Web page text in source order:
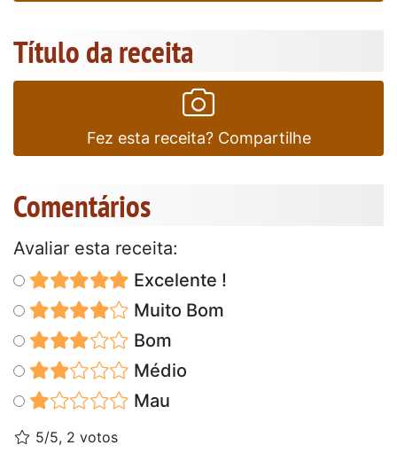
Título da receita
Fez esta receita? Compartilhe
Comentários
Avaliar esta receita:
Excelente !
Muito Bom
Bom
Médio
Mau
5/5, 2 votos